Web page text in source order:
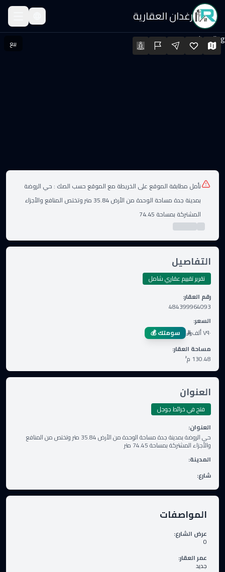
رغدان العقارية
شقة للبيع
Loading... بيع
نأمل مطابقة الموقع على الخريطة مع الموقع حسب الصك : حي الروضة
بمدينة جدة مساحة الوحدة من الأرض 35.84 متر وتختص المنافع والأجزاء
المشتركة بمساحة 74.45
التفاصيل
تقرير تقييم عقاري شامل
رقم العقار:
484399964093
السعر:
٧٩٠ ألف
سومتك 💰
مساحة العقار:
130.48 م²
العنوان
فتح في خرائط جوجل
العنوان:
حي الروضة بمدينة جدة مساحة الوحدة من الأرض 35.84 متر وتختص من المنافع
والأجزاء المشتركة بمساحة 74.45 متر
المدينة:
شارع:
المواصفات
عرض الشارع:
0
عمر العقار:
جديد